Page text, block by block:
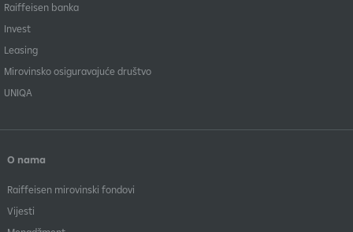
Raiffeisen banka
Invest
Leasing
Mirovinsko osiguravajuće društvo
UNIQA
O nama
Raiffeisen mirovinski fondovi
Vijesti